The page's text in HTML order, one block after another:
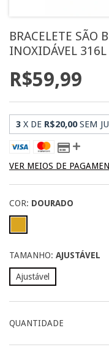
BRACELETE SÃO
INOXIDÁVEL 316L
R$59,99
3 X DE R$20,00 SEM
VER MEIOS DE
COR: DOURADO
TAMANHO: AJUSTÁVEL
Ajustável
QUANTIDADE